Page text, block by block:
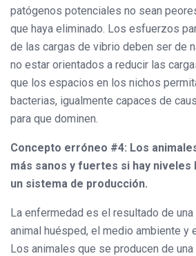
patógenos potenciales no sean
que haya eliminado. Los esfuerzos
de las cargas de vibrio deben ser de
no estar orientados a reducir las
que los espacios en los nichos
bacterias, igualmente capaces de
para que dominen.
Concepto erróneo #4: Los
más sanos y fuertes si hay niveles
un sistema de producción.
La enfermedad es el resultado de
animal huésped, el medio ambiente y
Los animales que se producen de